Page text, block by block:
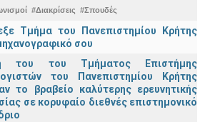
#Διακρίσεις #Σπουδές
Τμήμα του Πανεπιστημίου Κρήτης
σου
του του Τμήματος Επιστήμης
του Πανεπιστημίου Κρήτης
το βραβείο καλύτερης ερευνητικής
σε κορυφαίο διεθνές επιστημονικό